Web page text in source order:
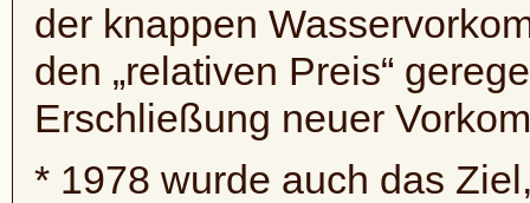
der knappen
den „relativen Preis“
Erschließung neuer
* 1978 wurde auch das